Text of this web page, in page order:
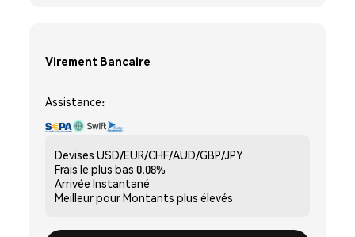
Virement Bancaire
Assistance:
Devises USD/EUR/CHF/AUD/GBP/JPY
Frais le plus bas 0.08%
Arrivée Instantané
Meilleur pourMontants plus élevés